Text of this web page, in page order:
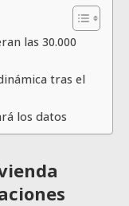
las 30.000
tras el
los datos